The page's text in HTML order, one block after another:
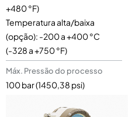
+480 °F)
Temperatura alta/baixa
(opção): -200 a +400 °C
(-328 a +750 °F)
Máx. Pressão do processo
100 bar (1450,38 psi)